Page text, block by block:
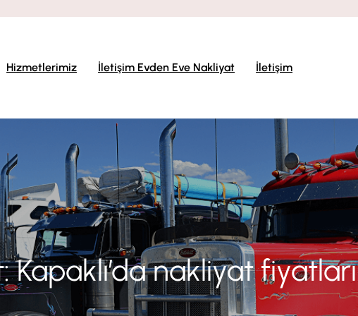
Hizmetlerimiz İletişim Evden Eve Nakliyat İletişim
Kapaklı’da nakliyat fiyatları